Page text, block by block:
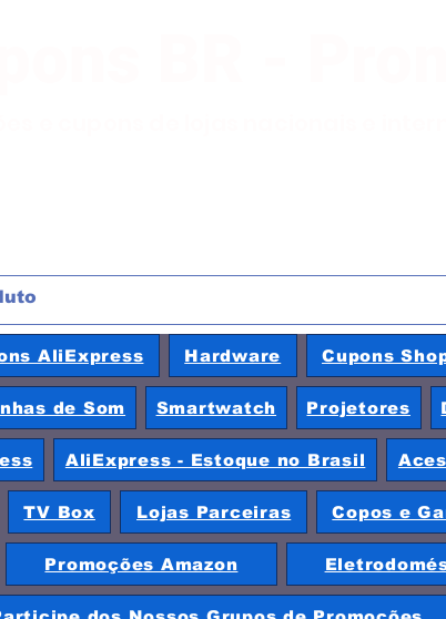
BR -
AliExpress Hardware Cupons
de Som Smartwatch Projetores
AliExpress - Estoque no Brasil
TV Box Lojas Parceiras Copos e
Promoções Amazon